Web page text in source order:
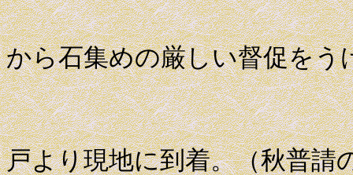
この月、
から石集めの厳しい督促をう
代官吉田
戸より現地に到着。（秋普請